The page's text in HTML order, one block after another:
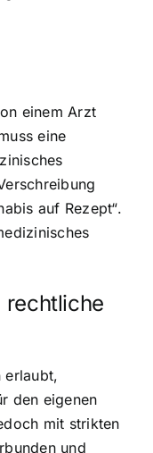
einem Arzt
eine
auf Rezept“.
rechtliche
erlaubt,
den eigenen
mit strikten
und